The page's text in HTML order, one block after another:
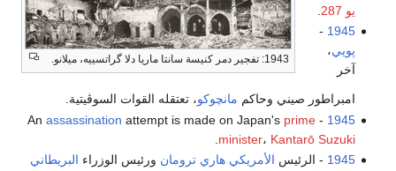
1943: تفجير دمر كنيسة سانتا ماريا دلا گراتسييه، ميلانو.
يو 287
1945
-
پويي،
آخر
امبراطور صيني وحاكم مانچوكو، تعتقله القوات السوڤيتية.
1945
- An
assassination attempt is made on Japan's prime
minister، Kantarō Suzuki
1945 - الرئيس الأمريكي هاري ترومان ورئيس الوزراء البريطاني